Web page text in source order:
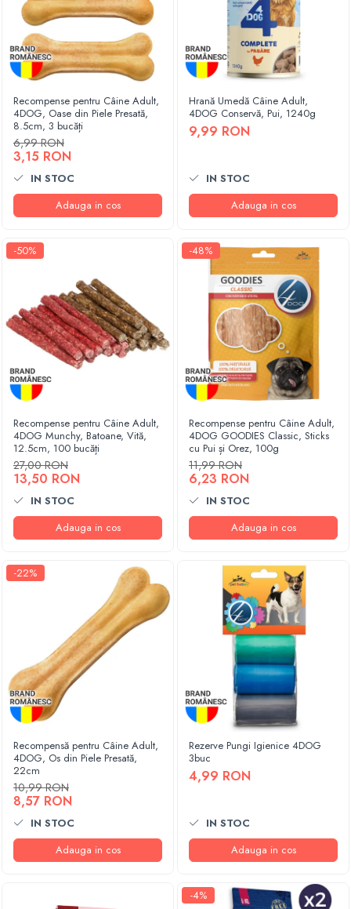
Recompense pentru Câine Adult,
4DOG, Oase din Piele Presată,
8.5cm, 3 bucăți
6,99 RON
3,15 RON
IN STOC
Adauga in cos
Hrană Umedă Câine Adult,
4DOG Conservă, Pui, 1240g
9,99 RON
IN STOC
Adauga in cos
-50%
Recompense pentru Câine Adult,
4DOG Munchy, Batoane, Vită,
12.5cm, 100 bucăți
27,00 RON
13,50 RON
IN STOC
Adauga in cos
-48%
Recompense pentru Câine Adult,
4DOG GOODIES Classic, Sticks
cu Pui și Orez, 100g
11,99 RON
6,23 RON
IN STOC
Adauga in cos
-22%
Recompensă pentru Câine Adult,
4DOG, Os din Piele Presată,
22cm
10,99 RON
8,57 RON
IN STOC
Adauga in cos
Rezerve Pungi Igienice 4DOG
3buc
4,99 RON
IN STOC
Adauga in cos
-4%